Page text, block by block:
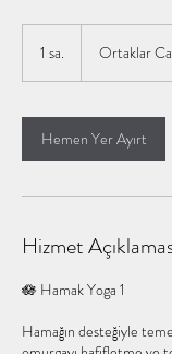
1 sa. Ortaklar
Hemen Yer Ayırt
Hizmet
🪷 Hamak Yoga 1
Hamağın desteğiyle